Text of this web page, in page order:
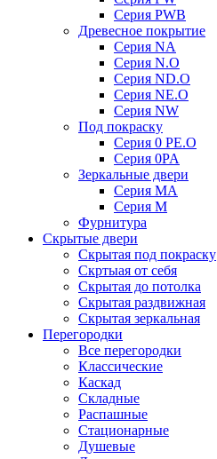
Серия PWB
Древесное покрытие
Серия NA
Серия N.O
Серия ND.O
Серия NE.O
Серия NW
Под покраску
Серия 0 PE.O
Серия 0PA
Зеркальные двери
Серия MA
Серия M
Фурнитура
Скрытые двери
Скрытая под покраску
Скртыая от себя
Скрытая до потолка
Скрытая раздвижная
Скрытая зеркальная
Перегородки
Все перегородки
Классические
Каскад
Складные
Распашные
Стационарные
Душевые